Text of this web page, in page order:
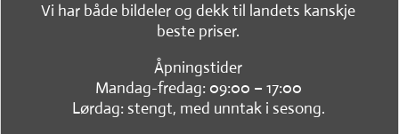
Vi har både bildeler og dekk til landets kanskje
beste priser.
Åpningstider
Mandag-fredag: 09:00 – 17:00
Lørdag: stengt, med unntak i sesong.